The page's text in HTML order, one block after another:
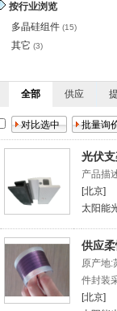
按行业浏览
多晶硅组件 (15)
其它 (3)
全部 供应
光伏
产品描
[北京]
太阳能
供应
原产地:
件封装
[北京]